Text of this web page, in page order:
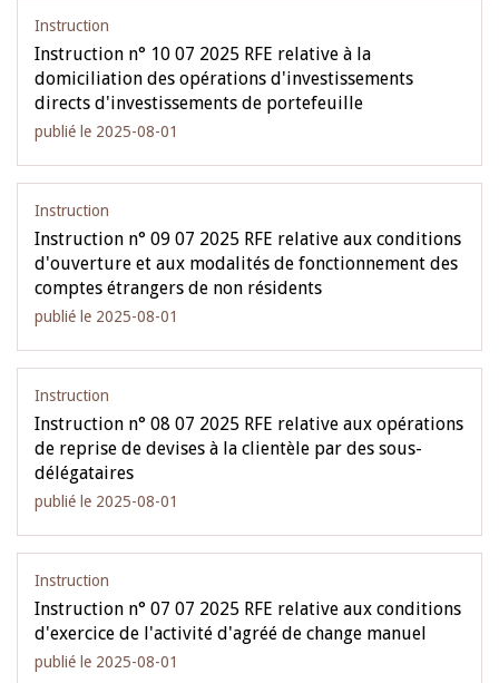
Instruction
Instruction n° 10 07 2025 RFE relative à la
domiciliation des opérations d'investissements
directs d'investissements de portefeuille
publié le 2025-08-01
Instruction
Instruction n° 09 07 2025 RFE relative aux conditions
d'ouverture et aux modalités de fonctionnement des
comptes étrangers de non résidents
publié le 2025-08-01
Instruction
Instruction n° 08 07 2025 RFE relative aux opérations
de reprise de devises à la clientèle par des sous-
délégataires
publié le 2025-08-01
Instruction
Instruction n° 07 07 2025 RFE relative aux conditions
d'exercice de l'activité d'agréé de change manuel
publié le 2025-08-01